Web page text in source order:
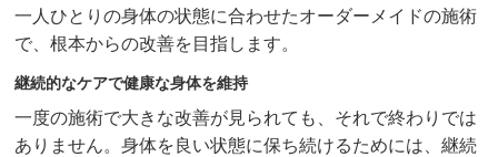
一人ひとりの身体の状態に合わせたオーダーメイドの施術
で、根本からの改善を目指します。
継続的なケアで健康な身体を維持
一度の施術で大きな改善が見られても、それで終わりでは
ありません。身体を良い状態に保ち続けるためには、継続